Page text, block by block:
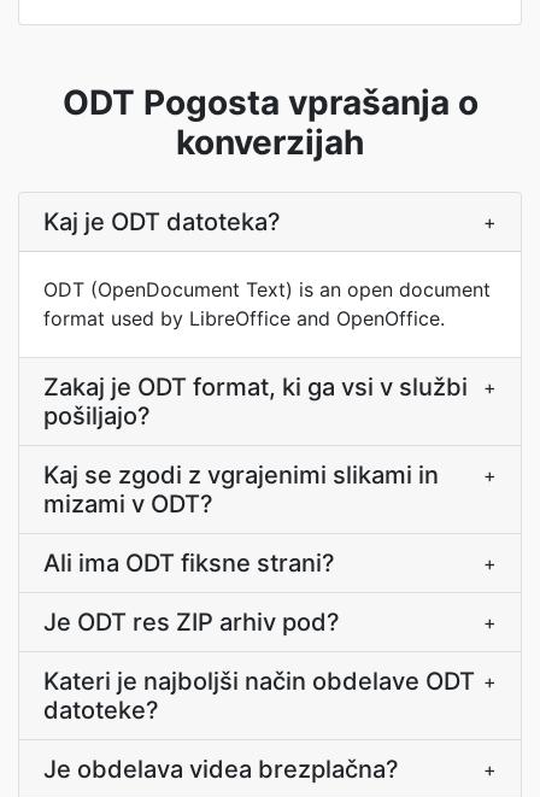
ODT Pogosta vprašanja o
konverzijah
Kaj je ODT datoteka? +
ODT (OpenDocument Text) is an open document
format used by LibreOffice and OpenOffice.
Zakaj je ODT format, ki ga vsi v službi
pošiljajo?
+
Kaj se zgodi z vgrajenimi slikami in
mizami v ODT?
+
Ali ima ODT fiksne strani? +
Je ODT res ZIP arhiv pod? +
Kateri je najboljši način obdelave ODT
datoteke?
+
Je obdelava videa brezplačna? +